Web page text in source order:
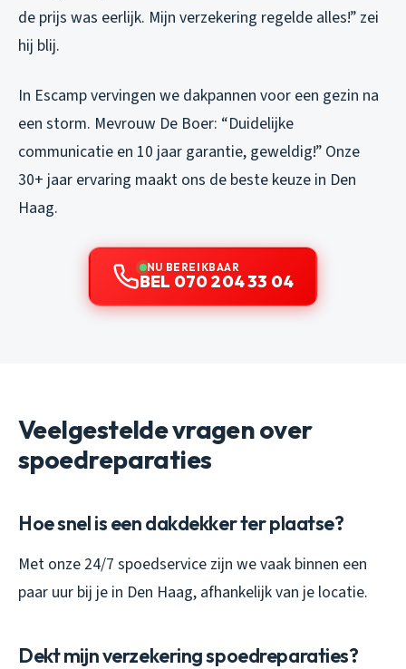
de prijs was eerlijk. Mijn verzekering regelde alles!” zei
hij blij.
In Escamp vervingen we dakpannen voor een gezin na
een storm. Mevrouw De Boer: “Duidelijke
communicatie en 10 jaar garantie, geweldig!” Onze
30+ jaar ervaring maakt ons de beste keuze in Den
Haag.
NU BEREIKBAAR
BEL 070 204 33 04
Veelgestelde vragen over
spoedreparaties
Hoe snel is een dakdekker ter plaatse?
Met onze 24/7 spoedservice zijn we vaak binnen een
paar uur bij je in Den Haag, afhankelijk van je locatie.
Dekt mijn verzekering spoedreparaties?